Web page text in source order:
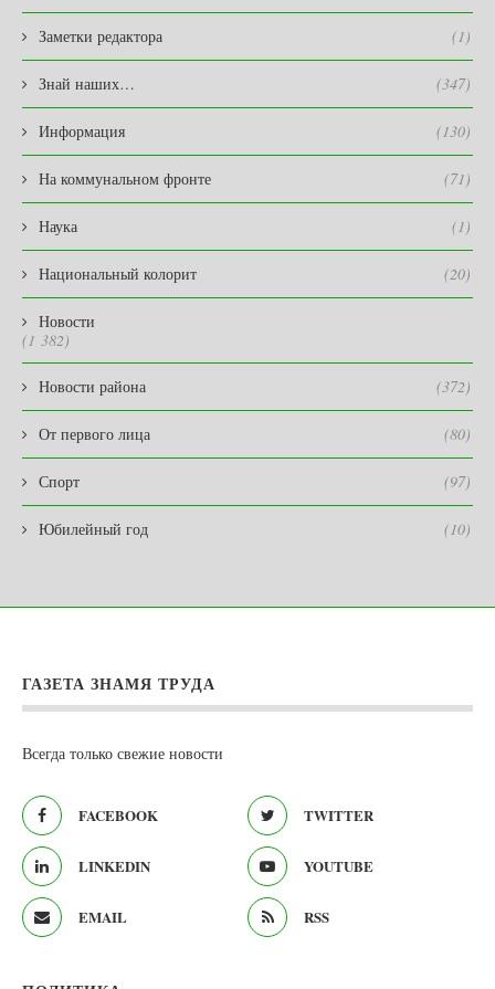
Заметки редактора (1)
Знай наших… (347)
Информация (130)
На коммунальном фронте (71)
Наука (1)
Национальный колорит (20)
Новости
(1 382)
Новости района (372)
От первого лица (80)
Спорт (97)
Юбилейный год (10)
ГАЗЕТА ЗНАМЯ ТРУДА
Всегда только свежие новости
FACEBOOK TWITTER
LINKEDIN YOUTUBE
EMAIL RSS